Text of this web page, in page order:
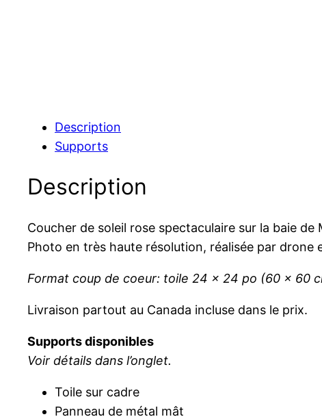
Description
Supports
Description
Coucher de soleil rose spectaculaire sur la baie
Photo en très haute résolution, réalisée par
Format coup de coeur: toile 24 x 24 po (60 x 60
Livraison partout au Canada incluse dans le prix.
Supports disponibles
Voir détails dans l’onglet.
Toile sur cadre
Panneau de métal mât